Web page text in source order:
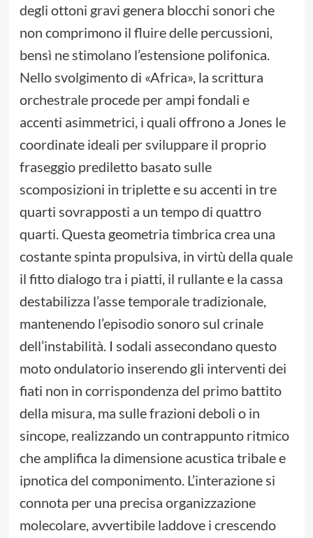
degli ottoni gravi genera blocchi sonori che
non comprimono il fluire delle percussioni,
bensì ne stimolano l’estensione polifonica.
Nello svolgimento di «Africa», la scrittura
orchestrale procede per ampi fondali e
accenti asimmetrici, i quali offrono a Jones le
coordinate ideali per sviluppare il proprio
fraseggio prediletto basato sulle
scomposizioni in triplette e su accenti in tre
quarti sovrapposti a un tempo di quattro
quarti. Questa geometria timbrica crea una
costante spinta propulsiva, in virtù della quale
il fitto dialogo tra i piatti, il rullante e la cassa
destabilizza l’asse temporale tradizionale,
mantenendo l’episodio sonoro sul crinale
dell’instabilità. I sodali assecondano questo
moto ondulatorio inserendo gli interventi dei
fiati non in corrispondenza del primo battito
della misura, ma sulle frazioni deboli o in
sincope, realizzando un contrappunto ritmico
che amplifica la dimensione acustica tribale e
ipnotica del componimento. L’interazione si
connota per una precisa organizzazione
molecolare, avvertibile laddove i crescendo